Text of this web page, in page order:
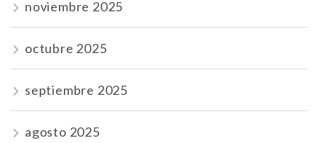
noviembre 2025
octubre 2025
septiembre 2025
agosto 2025